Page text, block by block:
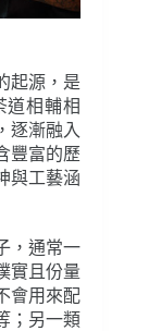
起源，是
道相輔相
逐漸融入
豐富的歷
與工藝涵
，通常一
實且份量
會用來配
；另一類